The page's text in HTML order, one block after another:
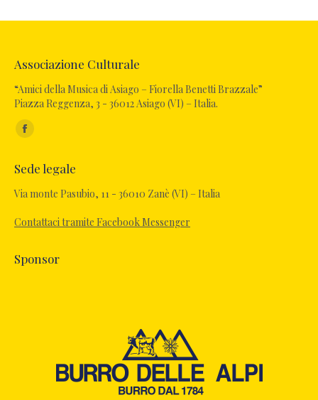
Associazione Culturale
“Amici della Musica di Asiago – Fiorella Benetti Brazzale”
Piazza Reggenza, 3 - 36012 Asiago (VI) – Italia.
Ci puoi trovare su:
Facebook
opens
in
window
Sede legale
Via monte Pasubio, 11 - 36010 Zanè (VI) – Italia
Contattaci tramite Facebook Messenger
Sponsor